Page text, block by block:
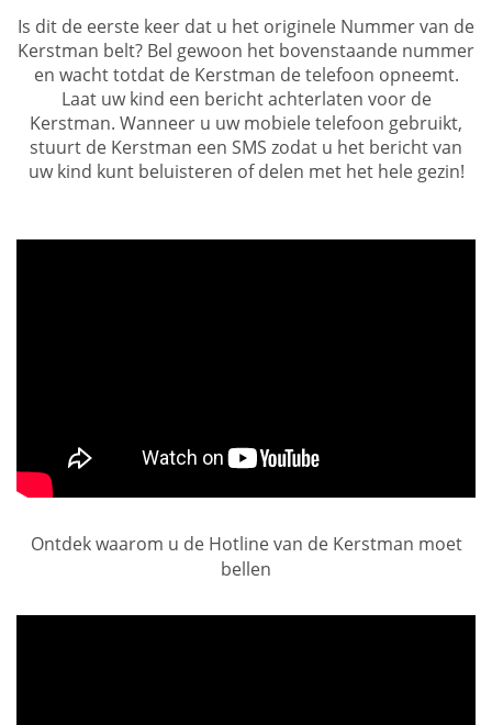
Is dit de eerste keer dat u het originele Nummer van de
Kerstman belt? Bel gewoon het bovenstaande nummer
en wacht totdat de Kerstman de telefoon opneemt.
Laat uw kind een bericht achterlaten voor de
Kerstman. Wanneer u uw mobiele telefoon gebruikt,
stuurt de Kerstman een SMS zodat u het bericht van
uw kind kunt beluisteren of delen met het hele gezin!
Ontdek waarom u de Hotline van de Kerstman moet
bellen